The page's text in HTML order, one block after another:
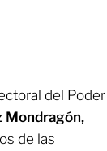
del Poder
Mondragón,
de las